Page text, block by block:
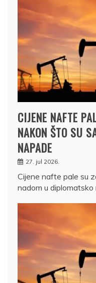
CIJENE NAFTE
NAKON ŠTO SU
NAPADE
27. jul 2026.
Cijene nafte pale su
nadom u